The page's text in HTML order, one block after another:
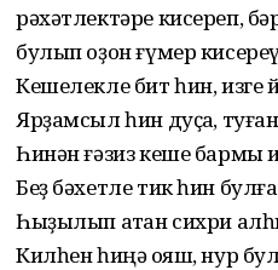
рәхәтлектәре кисереп,
булып оҙон ғүмер
Кешелекле бит һин, изге
Ярҙамсыл һин дуҫҡа,
Һинән ғәзиз кеше бармы
Беҙ бәхетле тик һин
Һыҙылып атҡан сихри
Килһен һиңә ҡояш, нур